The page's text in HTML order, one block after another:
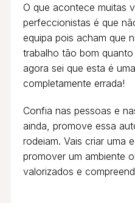
O que acontece muitas
perfeccionistas é que
equipa pois acham que
trabalho tão bom
agora sei que esta é
completamente errada!
Confia nas pessoas e
ainda, promove essa
rodeiam. Vais criar uma
promover um ambiente
valorizados e